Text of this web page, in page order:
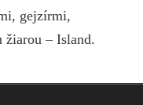
gejzírmi,
žiarou – Island.